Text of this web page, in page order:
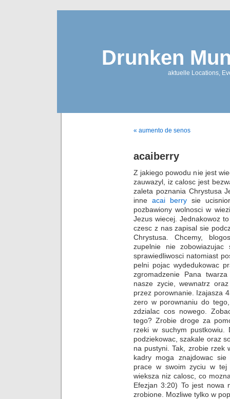
Drunken
aktuelle Locations,
« aumento de senos
acaiberry
Z jakiego powodu nie jest
zauwazyl, iz calosc jest
zaleta poznania Chrystusa
inne acai berry sie
pozbawiony wolnosci w
Jezus wiecej. Jednakowoz
czesc z nas zapisal sie
Chrystusa. Chcemy,
zupelnie nie
sprawiedliwosci natomiast
pelni pojac wydedukowac
zgromadzenie Pana
nasze zycie, wewnatrz
przez porownanie. Izajasza
zero w porownaniu do
zdzialac cos nowego.
tego? Zrobie droge za
rzeki w suchym pustkowiu.
podziekowac, szakale oraz
na pustyni. Tak, zrobie rzek
kadry moga znajdowac sie
prace w swoim zyciu w
wieksza niz calosc, co
Efezjan 3:20) To jest nowa
zrobione. Mozliwe tylko w